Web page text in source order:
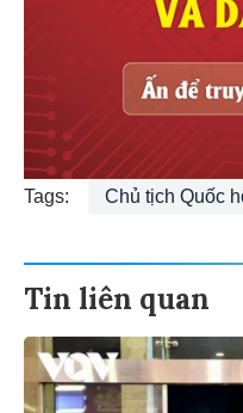
Tags: Chủ tịch Quốc
Tin liên quan